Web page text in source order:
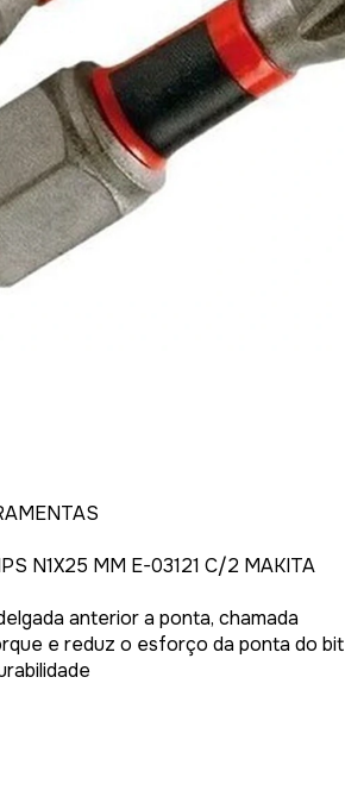
N1X25 MM E-03121 C/2 MAKITA
anterior a ponta, chamada
e reduz o esforço da ponta do